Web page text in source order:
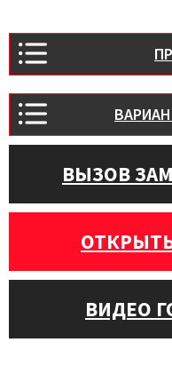
ВЫЗОВ
ВИДЕО